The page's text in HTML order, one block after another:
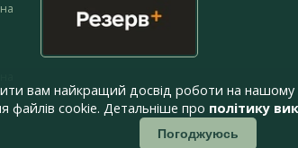
вам найкращий досвід роботи на нашому
файлів cookie. Детальніше про політику
Погоджуюсь